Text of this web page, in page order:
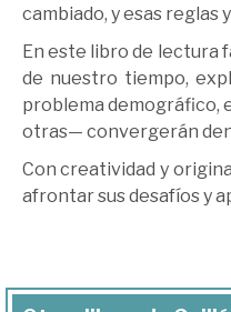
cambiado, y esas reglas
En este libro de lectura
de nuestro tiempo,
problema demográfico,
otras— convergerán
Con creatividad y
afrontar sus desafíos y